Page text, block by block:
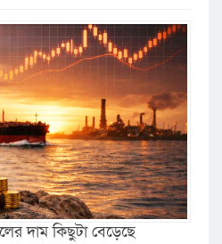
দাম কিছুটা বেড়েছে